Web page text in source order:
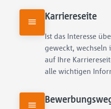
Karriereseite
Ist das Interesse
geweckt, wechseln
auf Ihre
alle wichtigen